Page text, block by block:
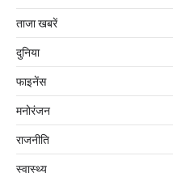
ताजा खबरें
दुनिया
फाइनेंस
मनोरंजन
राजनीति
स्वास्थ्य